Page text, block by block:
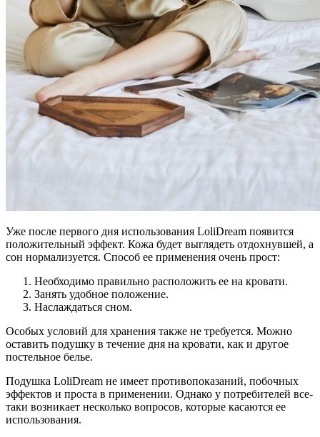
Уже после первого дня использования LoliDream появится
положительный эффект. Кожа будет выглядеть отдохнувшей, а
сон нормализуется. Способ ее применения очень прост:
Необходимо правильно расположить ее на кровати.
Занять удобное положение.
Наслаждаться сном.
Особых условий для хранения также не требуется. Можно
оставить подушку в течение дня на кровати, как и другое
постельное белье.
Подушка LoliDream не имеет противопоказаний, побочных
эффектов и проста в применении. Однако у потребителей все-
таки возникает несколько вопросов, которые касаются ее
использования.